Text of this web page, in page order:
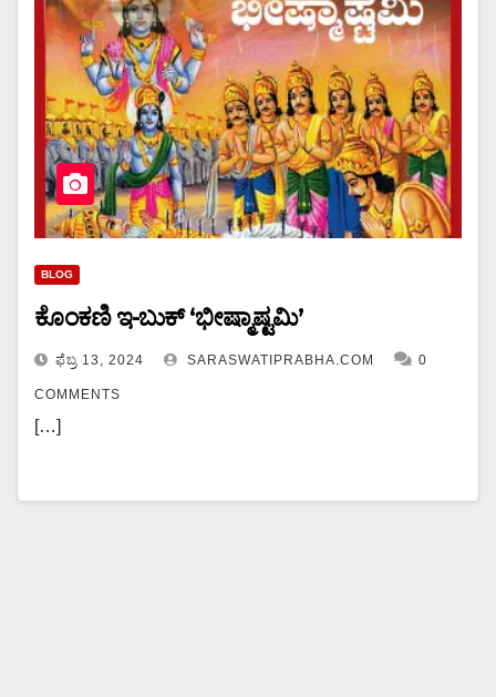
BLOG
ಕೊಂಕಣಿ ಇ-ಬುಕ್ ‘ಭೀಷ್ಮಾಷ್ಟಮಿ‌’
ಫೆಬ್ರ 13, 2024 SARASWATIPRABHA.COM 0
COMMENTS
[…]